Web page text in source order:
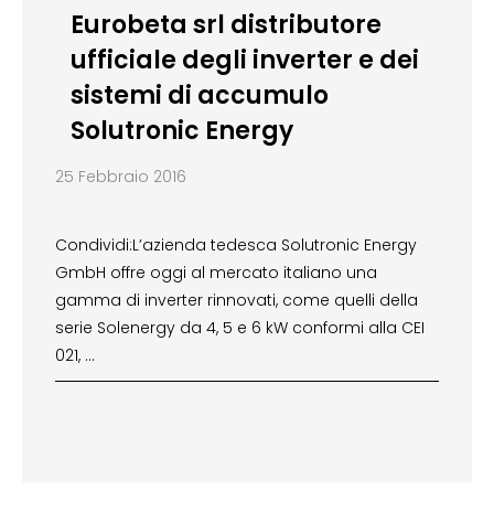
Eurobeta srl distributore
ufficiale degli inverter e dei
sistemi di accumulo
Solutronic Energy
25 Febbraio 2016
Condividi:L’azienda tedesca Solutronic Energy
GmbH offre oggi al mercato italiano una
gamma di inverter rinnovati, come quelli della
serie Solenergy da 4, 5 e 6 kW conformi alla CEI
021, …